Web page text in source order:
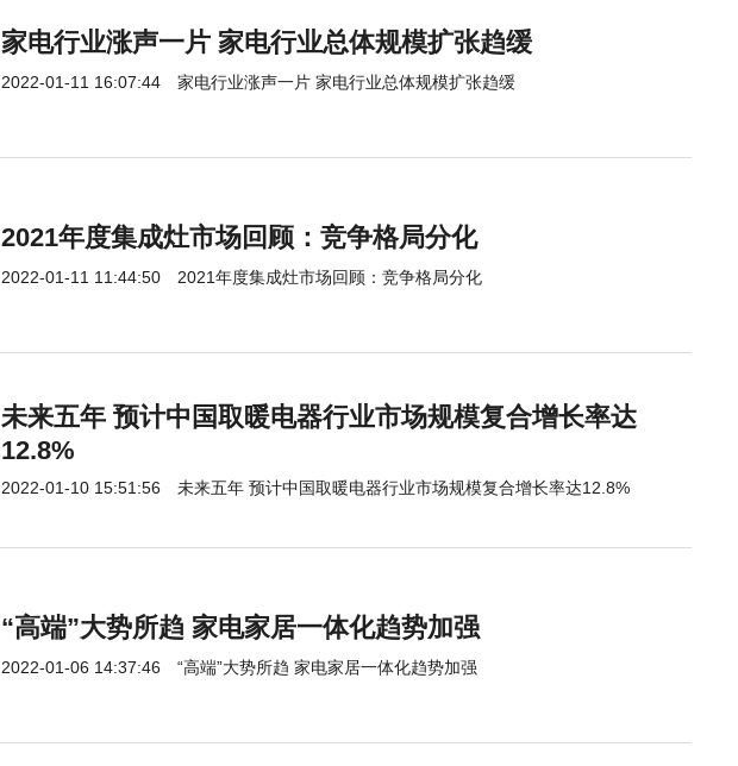
家电行业涨声一片 家电行业总体规模扩张趋缓
2022-01-11 16:07:44 家电行业涨声一片 家电行业总体规模扩张趋缓
2021年度集成灶市场回顾：竞争格局分化
2022-01-11 11:44:50 2021年度集成灶市场回顾：竞争格局分化
未来五年 预计中国取暖电器行业市场规模复合增长率达
12.8%
2022-01-10 15:51:56 未来五年 预计中国取暖电器行业市场规模复合增长率达12.8%
“高端”大势所趋 家电家居一体化趋势加强
2022-01-06 14:37:46 “高端”大势所趋 家电家居一体化趋势加强